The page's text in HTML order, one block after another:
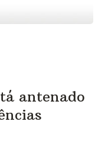
antenado